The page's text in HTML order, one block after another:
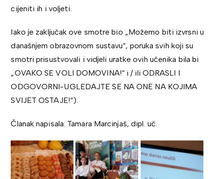
cijeniti ih i voljeti.
Iako je zaključak ove smotre bio „Možemo biti izvrsni u
današnjem obrazovnom sustavu“, poruka svih koji su
smotri prisustvovali i vidjeli uratke ovih učenika bila bi
„OVAKO SE VOLI DOMOVINA!“ i / ili ODRASLI I
ODGOVORNI-UGLEDAJTE SE NA ONE NA KOJIMA
SVIJET OSTAJE!“).
Članak napisala: Tamara Marcinjaš, dipl. uč.